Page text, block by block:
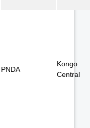
PNDA
Kongo
Central